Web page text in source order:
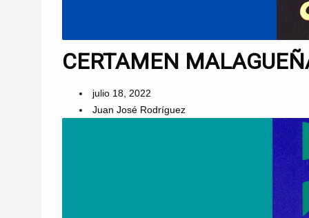
CERTAMEN
julio 18, 2022
Juan José Rodríguez